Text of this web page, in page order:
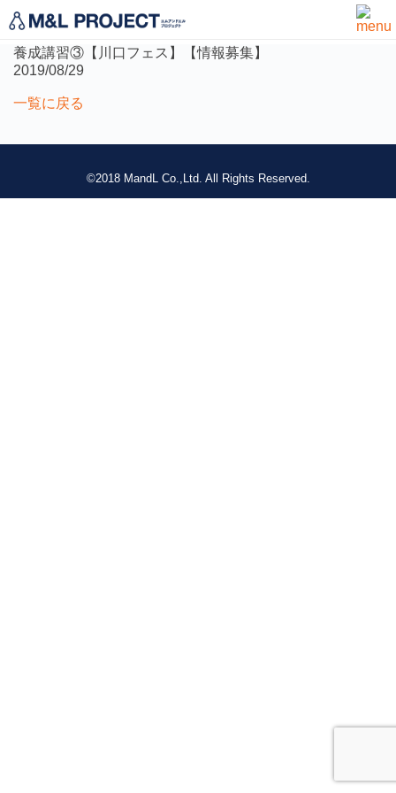
not found
養成講習③【川口フェス】【情報募集】
2019/08/29
一覧に戻る
©2018 MandL Co.,Ltd. All Rights Reserved.